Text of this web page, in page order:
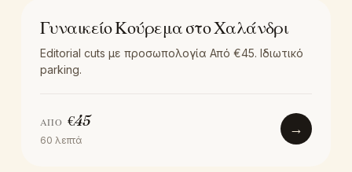
ΚΟΎΡΕΜΑ
Γυναικείο Κούρεμα στο Χαλάνδρι
Editorial cuts με προσωπολογία Από €45. Ιδιωτικό
parking.
ΑΠΌ €45
60 λεπτά
→